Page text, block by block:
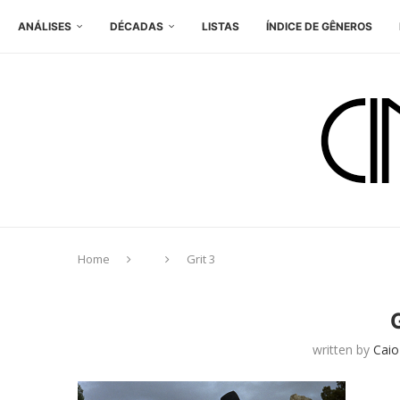
ANÁLISES DÉCADAS LISTAS ÍNDICE DE GÊNEROS
Home Grit 3
written by